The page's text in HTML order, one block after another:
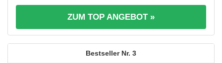
ZUM TOP ANGEBOT »
3